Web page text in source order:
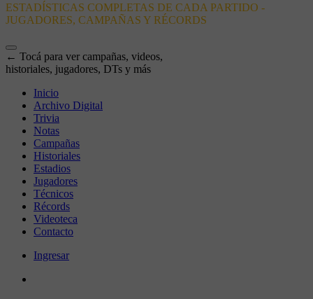
ESTADÍSTICAS COMPLETAS DE CADA PARTIDO -
JUGADORES, CAMPAÑAS Y RÉCORDS
← Tocá para ver campañas, videos,
historiales, jugadores, DTs y más
Inicio
Archivo Digital
Trivia
Notas
Campañas
Historiales
Estadios
Jugadores
Técnicos
Récords
Videoteca
Contacto
Ingresar